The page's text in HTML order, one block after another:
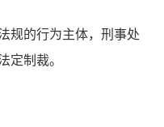
的行为主体，刑事处
定制裁。